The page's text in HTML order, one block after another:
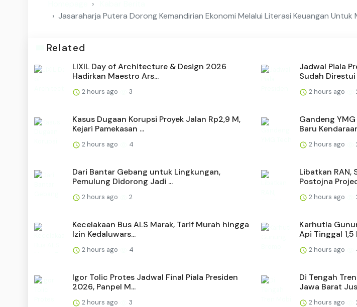
Jasaraharja Putera Dorong Kemandirian Ekonomi Melalui Literasi Keuangan Untuk
Related
LIXIL Day of Architecture & Design 2026
Hadirkan Maestro Ars...
2 hours ago 3
Jadwal Piala
Sudah Direstui
2 hours ago
Kasus Dugaan Korupsi Proyek Jalan Rp2,9 M,
Kejari Pamekasan ...
2 hours ago 4
Gandeng
Baru
2 hours ago
Dari Bantar Gebang untuk Lingkungan,
Pemulung Didorong Jadi ...
2 hours ago 2
Libatkan RAN,
Postojna
2 hours ago
Kecelakaan Bus ALS Marak, Tarif Murah hingga
Izin Kedaluwars...
2 hours ago 4
Karhutla
Api Tinggal 1,5
2 hours ago
Igor Tolic Protes Jadwal Final Piala Presiden
2026, Panpel M...
2 hours ago 3
Di Tengah
Jawa Barat
2 hours ago